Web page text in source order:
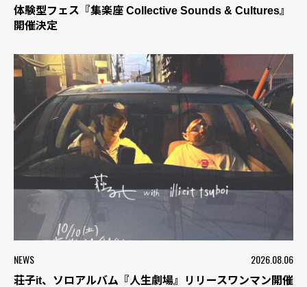
体験型フェス『集楽座 Collective Sounds & Cultures』
開催決定
NEWS 2026.08.06
荘子it、ソロアルバム『人生劇場』リリースワンマン開催